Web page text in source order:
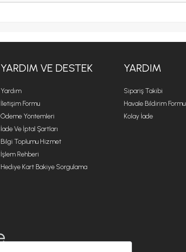
YARDIM VE DESTEK
Yardım
İletişim Formu
Ödeme Yöntemleri
İade Ve İptal Şartları
Bilgi Toplumu Hizmet
İşlem Rehberi
Hediye Kart Bakiye Sorgulama
YARDIM
Sipariş Takibi
Havale Bildirim Formu
Kolay İade